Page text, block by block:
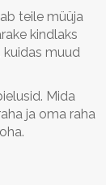
teile müüja
kindlaks
kuidas muud
Mida
ja oma raha